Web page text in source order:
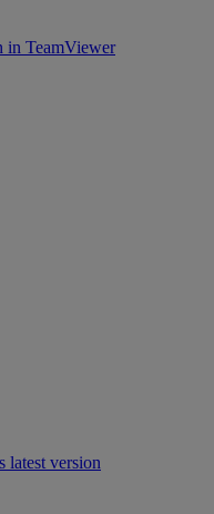
in TeamViewer
latest version